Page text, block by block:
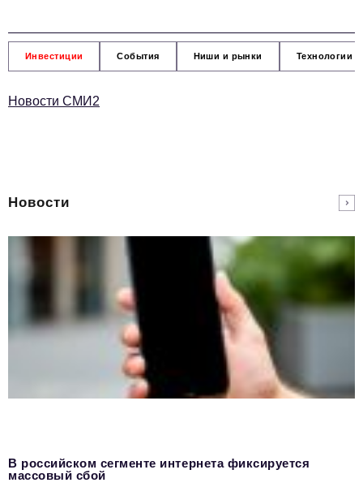
Инвестиции События Ниши и рынки Технологии
Новости СМИ2
Новости
В российском сегменте интернета фиксируется
массовый сбой